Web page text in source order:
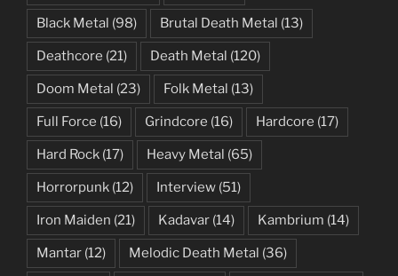
Black Metal (98) Brutal Death Metal (13)
Deathcore (21) Death Metal (120)
Doom Metal (23) Folk Metal (13)
Full Force (16) Grindcore (16) Hardcore (17)
Hard Rock (17) Heavy Metal (65)
Horrorpunk (12) Interview (51)
Iron Maiden (21) Kadavar (14) Kambrium (14)
Mantar (12) Melodic Death Metal (36)